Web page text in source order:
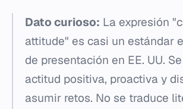
Dato curioso: La expresión
attitude" es casi un estándar
de presentación en EE. UU.
actitud positiva, proactiva y
asumir retos. No se traduce